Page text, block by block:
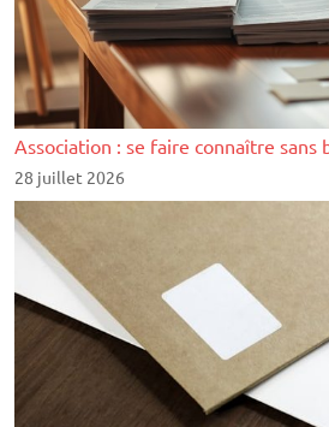
Association : se faire connaître sans
28 juillet 2026